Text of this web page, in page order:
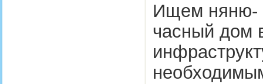
Ищем няню-
часный дом